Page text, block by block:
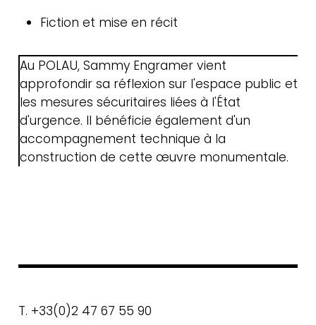
Fiction et mise en récit
Au POLAU, Sammy Engramer vient
approfondir sa réflexion sur l'espace public et
les mesures sécuritaires liées à l'État
d'urgence. Il bénéficie également d'un
accompagnement technique à la
construction de cette œuvre monumentale.
T. +33(0)2 47 67 55 90